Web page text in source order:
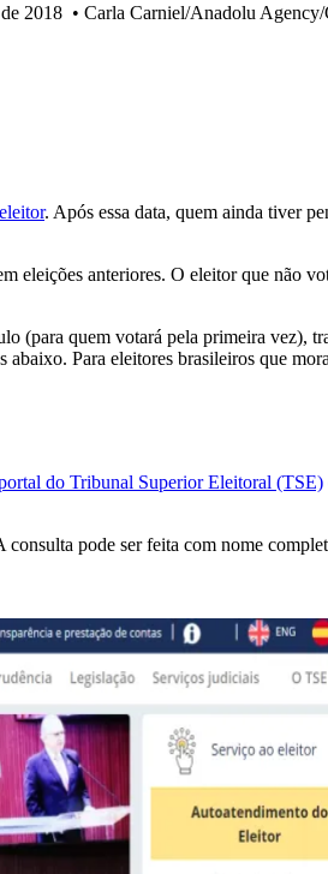
2018 • Carla Carniel/Anadolu
. Após essa data, quem ainda tiver
eleições anteriores. O eleitor que não
(para quem votará pela primeira vez),
Para eleitores brasileiros que
do Tribunal Superior Eleitoral (TSE)
pode ser feita com nome